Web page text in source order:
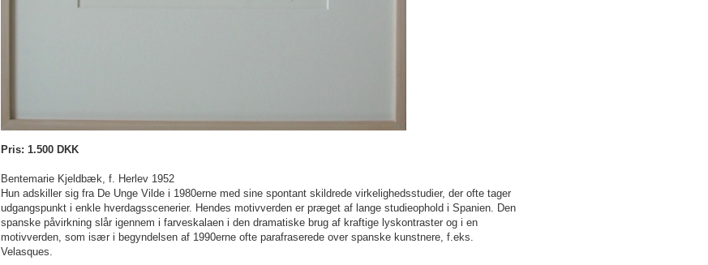
Pris: 1.500 DKK
Bentemarie Kjeldbæk, f. Herlev 1952
Hun adskiller sig fra De Unge Vilde i 1980erne med sine spontant skildrede virkelighedsstudier, der ofte tager
udgangspunkt i enkle hverdagsscenerier. Hendes motivverden er præget af lange studieophold i Spanien. Den
spanske påvirkning slår igennem i farveskalaen i den dramatiske brug af kraftige lyskontraster og i en
motivverden, som især i begyndelsen af 1990erne ofte parafraserede over spanske kunstnere, f.eks.
Velasques.